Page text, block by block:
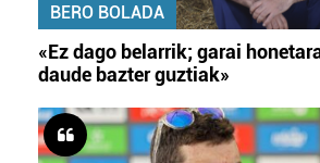
BERO BOLADA
«Ez dago belarrik; garai
daude bazter guztiak»